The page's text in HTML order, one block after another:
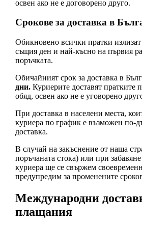
освен ако не е договорено друго.
Срокове за доставка в
Обикновено всички пратки
същия ден и най-късно на първия
поръчката.
Обичайният срок за доставка в
дни.Куриерите доставят пратките
обяд, освен ако не е уговорено
При доставка в населени места,
куриера по график е възможен по-
доставка.
В случай на закъснение от наша
поръчаната стока) или при
куриера ще се свържем
предупредим за променените
Международни
плащания